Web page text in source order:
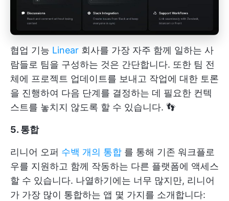
협업 기능 Linear 회사를 가장 자주 함께 일하는 사
람들로 팀을 구성하는 것은 간단합니다. 또한 팀 전
체에 프로젝트 업데이트를 보내고 작업에 대한 토론
을 진행하여 다음 단계를 결정하는 데 필요한 컨텍
스트를 놓치지 않도록 할 수 있습니다. 👣
5. 통합
리니어 오퍼 수백 개의 통합 를 통해 기존 워크플로
우를 지원하고 함께 작동하는 다른 플랫폼에 액세스
할 수 있습니다. 나열하기에는 너무 많지만, 리니어
가 가장 많이 통합하는 앱 몇 가지를 소개합니다: